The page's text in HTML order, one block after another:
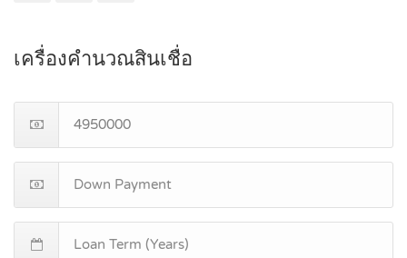
เครื่องคำนวณสินเชื่อ